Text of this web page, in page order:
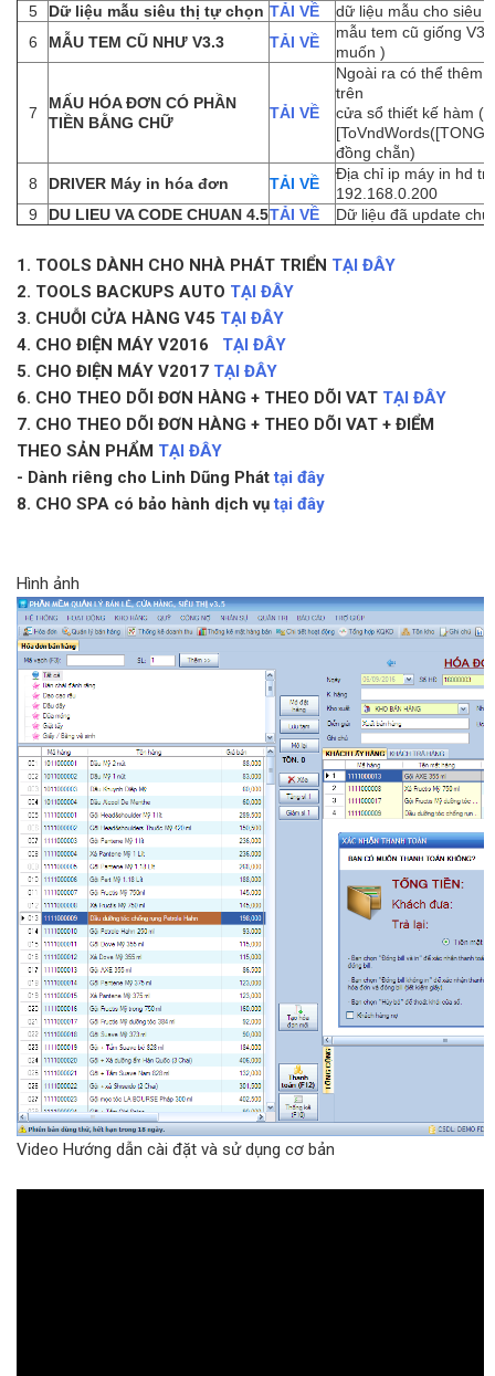
5
Dữ liệu mẫu siêu thị tự chọn TẢI VỀ
dữ liệu mẫu cho siêu
6
MẪU TEM CŨ NHƯ V3.3 TẢI VỀ
mẫu tem cũ giống
muốn )
7
MẤU HÓA ĐƠN CÓ PHẦN
TIỀN BẰNG CHỮ
TẢI VỀ
Ngoài ra có thể thêm
trên
cửa sổ thiết kế hàm
đồng chẵn)
8
DRIVER Máy in hóa đơn TẢI VỀ
Địa chỉ ip máy in hd tm
192.168.0.200
9
DU LIEU VA CODE CHUAN 4.5TẢI VỀ Dữ liệu đã update
1. TOOLS DÀNH CHO NHÀ PHÁT TRIỂN TẠI ĐÂY
2. TOOLS BACKUPS AUTO TẠI ĐÂY
3. CHUỖI CỬA HÀNG V45 TẠI ĐÂY
4. CHO ĐIỆN MÁY V2016 TẠI ĐÂY
5. CHO ĐIỆN MÁY V2017 TẠI ĐÂY
6. CHO THEO DÕI ĐƠN HÀNG + THEO DÕI VAT TẠI ĐÂY
7. CHO THEO DÕI ĐƠN HÀNG + THEO DÕI VAT + ĐIỂM
THEO SẢN PHẨM TẠI ĐÂY
- Dành riêng cho Linh Dũng Pháttại đây
8. CHO SPA có bảo hành dịch vụtại đây
Hình ảnh
Video Hướng dẫn cài đặt và sử dụng cơ bản